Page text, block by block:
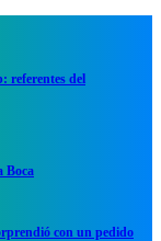
referentes del
Boca
con un pedido